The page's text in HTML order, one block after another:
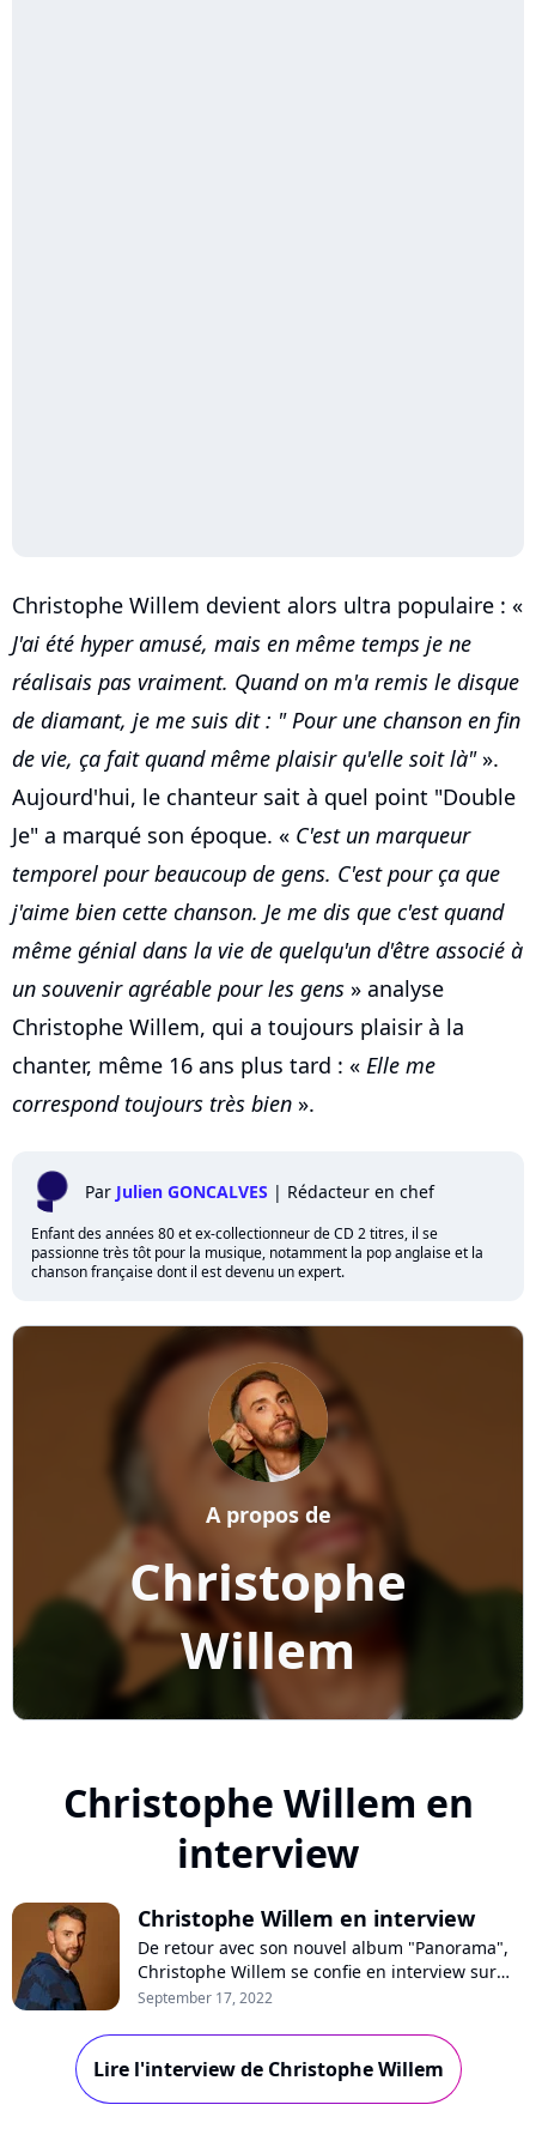
Christophe Willem devient alors ultra populaire : «
J'ai été hyper amusé, mais en même temps je ne
réalisais pas vraiment. Quand on m'a remis le disque
de diamant, je me suis dit : " Pour une chanson en fin
de vie, ça fait quand même plaisir qu'elle soit là"».
Aujourd'hui, le chanteur sait à quel point "Double
Je" a marqué son époque. « C'est un marqueur
temporel pour beaucoup de gens. C'est pour ça que
j'aime bien cette chanson. Je me dis que c'est quand
même génial dans la vie de quelqu'un d'être associé à
un souvenir agréable pour les gens » analyse
Christophe Willem, qui a toujours plaisir à la
chanter, même 16 ans plus tard : « Elle me
correspond toujours très bien ».
Par Julien GONCALVES | Rédacteur en chef
Enfant des années 80 et ex-collectionneur de CD 2 titres, il se
passionne très tôt pour la musique, notamment la pop anglaise et la
chanson française dont il est devenu un expert.
Christophe
Willem
A propos de
Christophe Willem en
interview
Christophe Willem en interview
De retour avec son nouvel album "Panorama",
Christophe Willem se confie en interview sur
Purecharts. Le chanteur se livre en toute
pour se libérer du regard des autres, le
harcèlement subi à l'école, sa sexualité ou
September 17, 2022
Lire l'interview de Christophe Willem